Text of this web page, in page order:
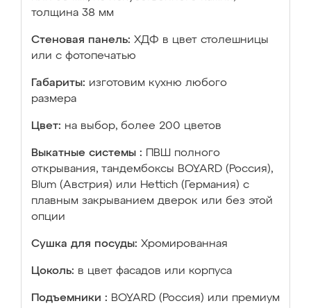
толщина 38 мм
Стеновая панель: ХДФ в цвет столешницы
или с фотопечатью
Габариты: изготовим кухню любого
размера
Цвет: на выбор, более 200 цветов
Выкатные системы :
ПВШ полного
открывания, тандембоксы BOYARD (Россия),
Blum (Австрия) или Hettich (Германия) с
плавным закрыванием дверок или без этой
опции
Сушка для посуды: Хромированная
Цоколь: в цвет фасадов или корпуса
Подъемники : BOYARD (Россия) или премиум